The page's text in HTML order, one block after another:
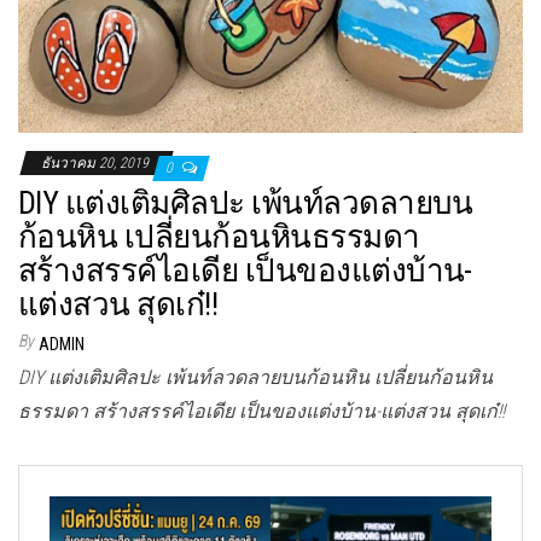
ธันวาคม 20, 2019 0
DIY แต่งเติมศิลปะ เพ้นท์ลวดลายบน
ก้อนหิน เปลี่ยนก้อนหินธรรมดา
สร้างสรรค์ไอเดีย เป็นของแต่งบ้าน-
แต่งสวน สุดเก๋!!
By ADMIN
DIY แต่งเติมศิลปะ เพ้นท์ลวดลายบนก้อนหิน เปลี่ยนก้อนหิน
ธรรมดา สร้างสรรค์ไอเดีย เป็นของแต่งบ้าน-แต่งสวน สุดเก๋!!